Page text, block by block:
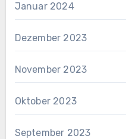
Januar 2024
Dezember 2023
November 2023
Oktober 2023
September 2023